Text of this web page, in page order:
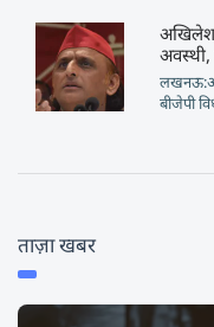
अखिलेश
अवस्थी,
बीजेपी
ताज़ा खबर